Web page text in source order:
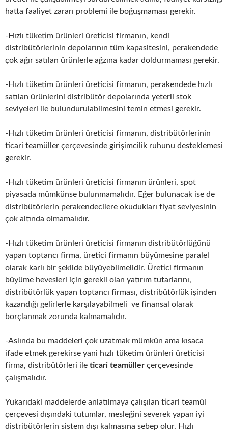
hatta faaliyet zararı problemi ile boğuşmaması gerekir.
-Hızlı tüketim ürünleri üreticisi firmanın, kendi
distribütörlerinin depolarının tüm kapasitesini, perakendede
çok ağır satılan ürünlerle ağzına kadar doldurmaması gerekir.
-Hızlı tüketim ürünleri üreticisi firmanın, perakendede hızlı
satılan ürünlerini distribütör depolarında yeterli stok
seviyeleri ile bulundurulabilmesini temin etmesi gerekir.
-Hızlı tüketim ürünleri üreticisi firmanın, distribütörlerinin
ticari teamüller çerçevesinde girişimcilik ruhunu desteklemesi
gerekir.
-Hızlı tüketim ürünleri üreticisi firmanın ürünleri, spot
piyasada mümkünse bulunmamalıdır. Eğer bulunacak ise de
distribütörlerin perakendecilere okudukları fiyat seviyesinin
çok altında olmamalıdır.
-Hızlı tüketim ürünleri üreticisi firmanın distribütörlüğünü
yapan toptancı firma, üretici firmanın büyümesine paralel
olarak karlı bir şekilde büyüyebilmelidir. Üretici firmanın
büyüme hevesleri için gerekli olan yatırım tutarlarını,
distribütörlük yapan toptancı firması, distribütörlük işinden
kazandığı gelirlerle karşılayabilmeli ve finansal olarak
borçlanmak zorunda kalmamalıdır.
-Aslında bu maddeleri çok uzatmak mümkün ama kısaca
ifade etmek gerekirse yani hızlı tüketim ürünleri üreticisi
firma, distribütörleri ile ticari teamüller çerçevesinde
çalışmalıdır.
Yukarıdaki maddelerde anlatılmaya çalışılan ticari teamül
çerçevesi dışındaki tutumlar, mesleğini severek yapan iyi
distribütörlerin sistem dışı kalmasına sebep olur. Hızlı